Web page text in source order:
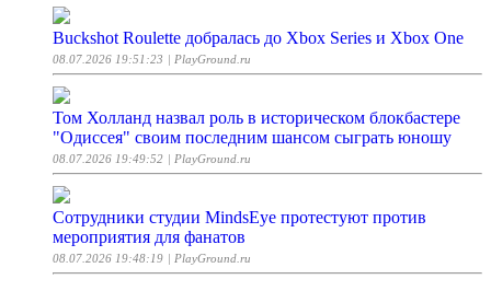
Buckshot Roulette добралась до Xbox Series и Xbox One
08.07.2026 19:51:23 | PlayGround.ru
Том Холланд назвал роль в историческом блокбастере
"Одиссея" своим последним шансом сыграть юношу
08.07.2026 19:49:52 | PlayGround.ru
Сотрудники студии MindsEye протестуют против
мероприятия для фанатов
08.07.2026 19:48:19 | PlayGround.ru